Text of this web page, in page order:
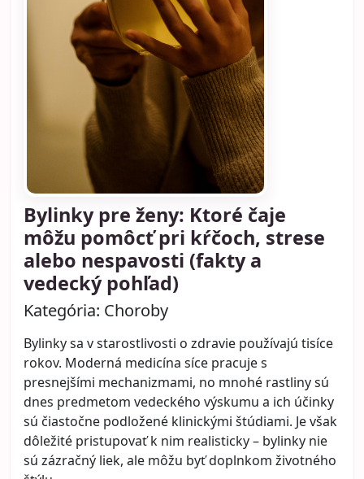
Bylinky pre ženy: Ktoré čaje
môžu pomôcť pri kŕčoch, strese
alebo nespavosti (fakty a
vedecký pohľad)
Kategória: Choroby
Bylinky sa v starostlivosti o zdravie používajú tisíce
rokov. Moderná medicína síce pracuje s
presnejšími mechanizmami, no mnohé rastliny sú
dnes predmetom vedeckého výskumu a ich účinky
sú čiastočne podložené klinickými štúdiami. Je však
dôležité pristupovať k nim realisticky – bylinky nie
sú zázračný liek, ale môžu byť doplnkom životného